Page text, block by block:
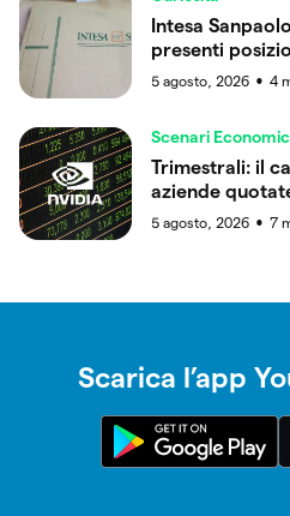
Intesa
presenti
5 agosto, 2026 ● 4
Scenari
Trimestrali: il
aziende
5 agosto, 2026 ● 7
Scarica l’app